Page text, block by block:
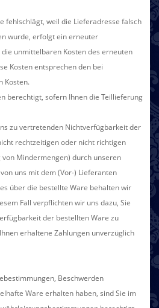
fehlschlägt, weil die Lieferadresse falsch
wurde, erfolgt ein erneuter
unmittelbaren Kosten des erneuten
Kosten entsprechen den bei
Kosten.
berechtigt, sofern Ihnen die Teillieferung
zu vertretenden Nichtverfügbarkeit der
rechtzeitigen oder nicht richtigen
Mindermengen) durch unseren
uns mit dem (Vor-) Lieferanten
über die bestellte Ware behalten wir
Fall verpflichten wir uns dazu, Sie
der bestellten Ware zu
erhaltene Zahlungen unverzüglich
Beschwerden
Ware erhalten haben, sind Sie im